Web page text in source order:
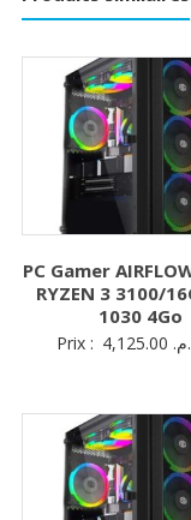
PC Gamer
RYZEN 3 3100/
1030 4Go
Prix :